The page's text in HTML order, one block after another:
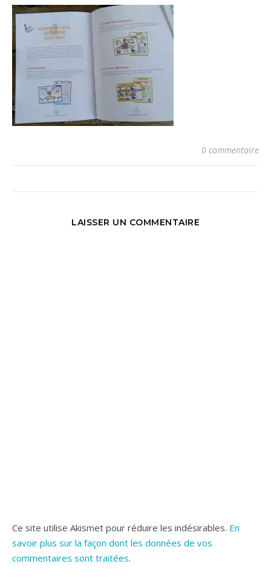
0 commentaire
LAISSER UN COMMENTAIRE
Ce site utilise Akismet pour réduire les indésirables. En
savoir plus sur la façon dont les données de vos
commentaires sont traitées.